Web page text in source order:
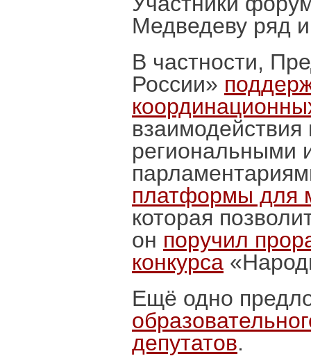
Медведеву ряд
В частности,
России»
региональными
платформы для
которая
он поручил
конкурса
Ещё одно
депутатов.